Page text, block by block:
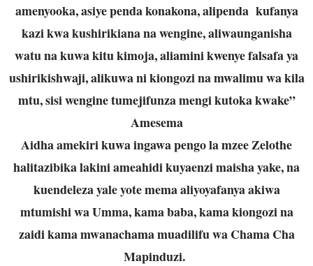
amenyooka, asiye penda konakona, alipenda kufanya
kazi kwa kushirikiana na wengine, aliwaunganisha
watu na kuwa kitu kimoja, aliamini kwenye falsafa ya
ushirikishwaji, alikuwa ni kiongozi na mwalimu wa kila
mtu, sisi wengine tumejifunza mengi kutoka kwake”
Amesema
Aidha amekiri kuwa ingawa pengo la mzee Zelothe
halitazibika lakini ameahidi kuyaenzi maisha yake, na
kuendeleza yale yote mema aliyoyafanya akiwa
mtumishi wa Umma, kama baba, kama kiongozi na
zaidi kama mwanachama muadilifu wa Chama Cha
Mapinduzi.